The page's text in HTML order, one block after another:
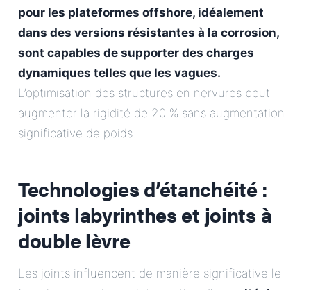
pour les plateformes offshore, idéalement
dans des versions résistantes à la corrosion,
sont capables de supporter des charges
dynamiques telles que les vagues.
L’optimisation des structures en nervures peut
augmenter la rigidité de 20 % sans augmentation
significative de poids.
Technologies d’étanchéité :
joints labyrinthes et joints à
double lèvre
Les joints influencent de manière significative le